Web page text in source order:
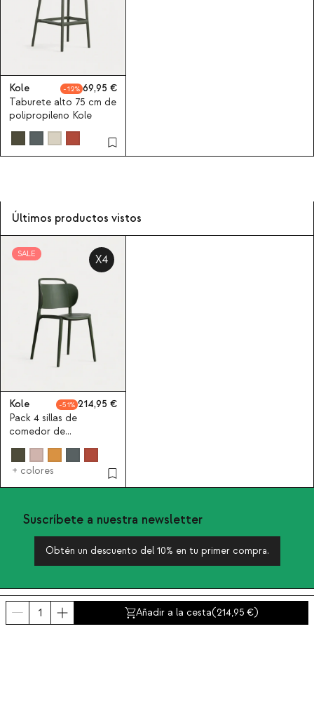
Añadir a la cesta(214,95 )
Kole 12
69,95
Taburete alto 75 cm de
polipropileno Kole
Últimos productos vistos
SALE X4
Kole 51
214,95
Pack 4 sillas de
comedor de
polipropileno Kole
+ colores
Suscríbete a nuestra newsletter
Obtén un descuento del 10% en tu primer compra.
Sobre nosotros
Categorías